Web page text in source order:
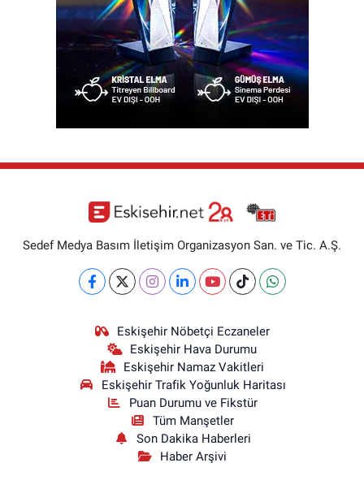
Sedef Medya Basım İletişim Organizasyon San. ve Tic. A.Ş.
Eskişehir Nöbetçi Eczaneler
Eskişehir Hava Durumu
Eskişehir Namaz Vakitleri
Eskişehir Trafik Yoğunluk Haritası
Puan Durumu ve Fikstür
Tüm Manşetler
Son Dakika Haberleri
Haber Arşivi